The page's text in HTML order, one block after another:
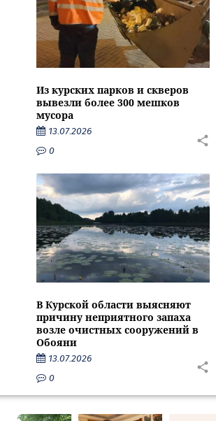
Из курских парков и скверов
вывезли более 300 мешков
мусора
13.07.2026
0
В Курской области выясняют
причину неприятного запаха
возле очистных сооружений в
Обояни
13.07.2026
0